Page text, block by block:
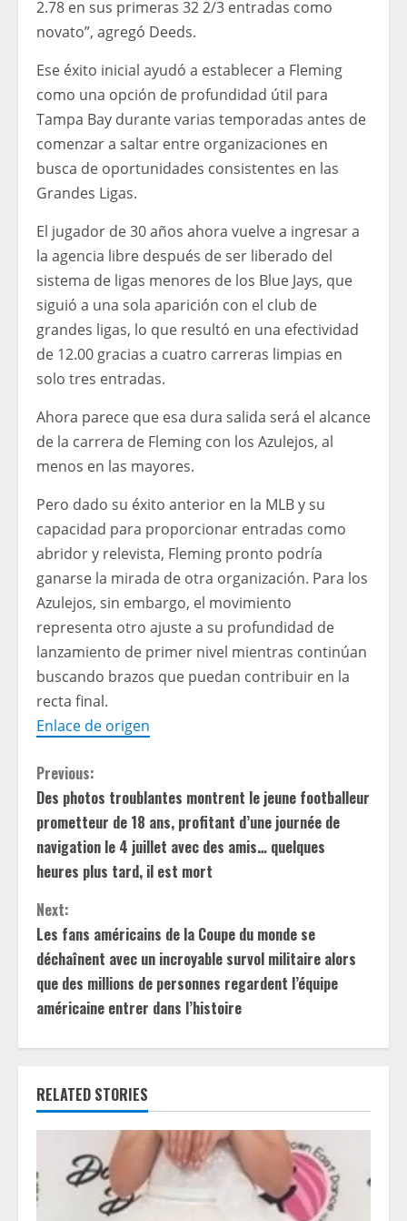
2.78 en sus primeras 32 2/3 entradas como
novato”, agregó Deeds.
Ese éxito inicial ayudó a establecer a Fleming
como una opción de profundidad útil para
Tampa Bay durante varias temporadas antes de
comenzar a saltar entre organizaciones en
busca de oportunidades consistentes en las
Grandes Ligas.
El jugador de 30 años ahora vuelve a ingresar a
la agencia libre después de ser liberado del
sistema de ligas menores de los Blue Jays, que
siguió a una sola aparición con el club de
grandes ligas, lo que resultó en una efectividad
de 12.00 gracias a cuatro carreras limpias en
solo tres entradas.
Ahora parece que esa dura salida será el alcance
de la carrera de Fleming con los Azulejos, al
menos en las mayores.
Pero dado su éxito anterior en la MLB y su
capacidad para proporcionar entradas como
abridor y relevista, Fleming pronto podría
ganarse la mirada de otra organización. Para los
Azulejos, sin embargo, el movimiento
representa otro ajuste a su profundidad de
lanzamiento de primer nivel mientras continúan
buscando brazos que puedan contribuir en la
recta final.
Enlace de origen
C
o
n
t
i
n
u
e
R
e
a
d
Previous:
Des photos troublantes montrent le jeune footballeur
prometteur de 18 ans, profitant d’une journée de
navigation le 4 juillet avec des amis… quelques
heures plus tard, il est mort
Next:
Les fans américains de la Coupe du monde se
déchaînent avec un incroyable survol militaire alors
que des millions de personnes regardent l’équipe
américaine entrer dans l’histoire
RELATED STORIES